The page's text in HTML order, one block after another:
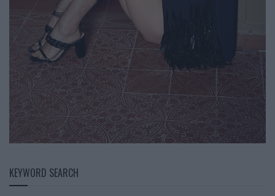
KEYWORD SEARCH